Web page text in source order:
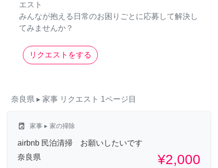
エスト
みんなが抱える日常のお困りごとに応募して解決し
てみませんか？
リクエストをする
奈良県 ▸ 家事 リクエスト 1ページ目
local_laundry_service 家事 ▸ 家の掃除
airbnb 民泊清掃 お願いしたいです
奈良県
¥2,000